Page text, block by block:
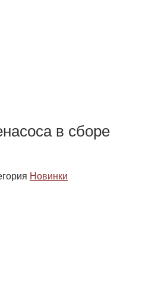
в сборе
Новинки